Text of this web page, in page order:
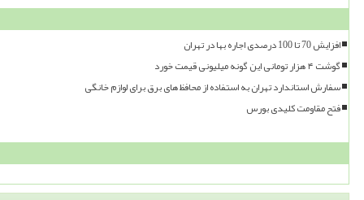
افزایش 70 تا 100 درصدی اجاره بها در تهران
گوشت ۴ هزار تومانی این گونه میلیونی قیمت خورد
سفارش استاندارد تهران به استفاده از محافظ های برق برای لوازم خانگی
فتح مقاومت کلیدی بورس